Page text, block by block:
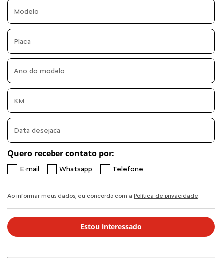
Quero receber contato por:
E-mail Whatsapp Telefone
Ao informar meus dados, eu concordo com a Política de privacidade.
Estou interessado